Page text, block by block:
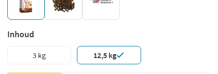
Inhoud
3 kg 12,5 kg